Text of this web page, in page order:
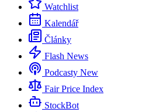
Watchlist
Kalendář
Články
Flash News
Podcasty New
Fair Price Index
StockBot